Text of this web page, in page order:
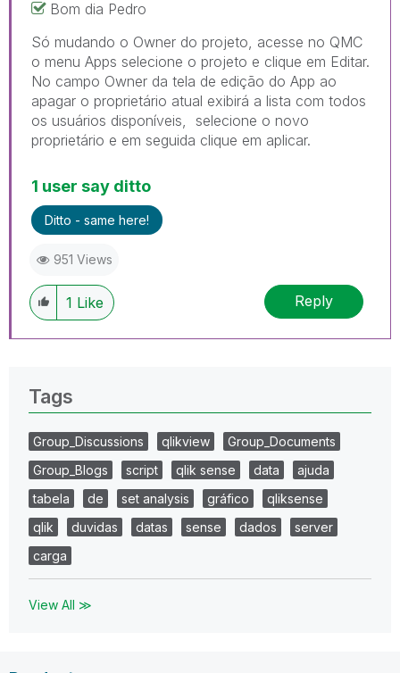
Bom dia Pedro
Só mudando o Owner do projeto, acesse no QMC
o menu Apps selecione o projeto e clique em Editar.
No campo Owner da tela de edição do App ao
apagar o proprietário atual exibirá a lista com todos
os usuários disponíveis, selecione o novo
proprietário e em seguida clique em aplicar.
1 user say ditto
Ditto - same here!
951 Views
1 Like Reply
Tags
Group_Discussions qlikview
Group_Documents
Group_Blogs
script qlik sense data
ajuda
tabela
de set analysis gráfico
qliksense
qlik
duvidas datas sense dados
server
carga
View All ≫